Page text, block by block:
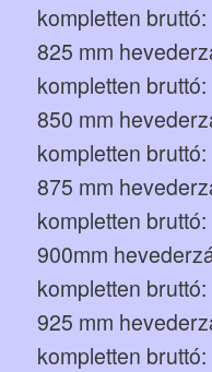
kompletten
825 mm
kompletten
850 mm
kompletten
875 mm
kompletten
900mm
kompletten
925 mm
kompletten